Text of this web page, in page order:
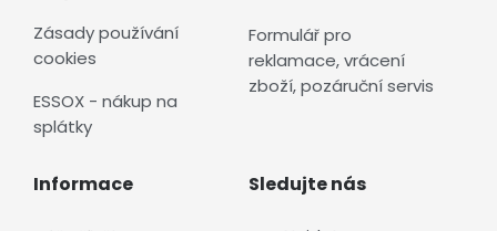
Zásady používání
cookies
ESSOX - nákup na
splátky
Formulář pro
reklamace, vrácení
zboží, pozáruční servis
Informace Sledujte nás